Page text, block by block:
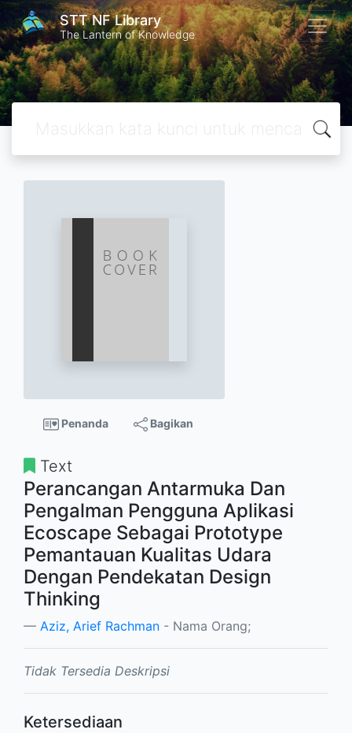
STT NF Library
The Lantern of Knowledge
Penanda Bagikan
Text
Perancangan Antarmuka Dan
Pengalman Pengguna Aplikasi
Ecoscape Sebagai Prototype
Pemantauan Kualitas Udara
Dengan Pendekatan Design
Thinking
Aziz, Arief Rachman - Nama Orang;
Tidak Tersedia Deskripsi
Ketersediaan